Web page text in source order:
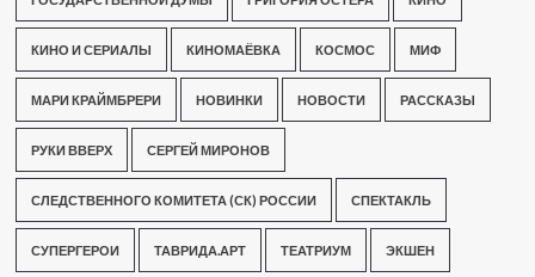
КИНО И СЕРИАЛЫ КИНОМАЁВКА КОСМОС МИФ
МАРИ КРАЙМБРЕРИ НОВИНКИ НОВОСТИ РАССКАЗЫ
РУКИ ВВЕРХ СЕРГЕЙ МИРОНОВ
СЛЕДСТВЕННОГО КОМИТЕТА (СК) РОССИИ СПЕКТАКЛЬ
СУПЕРГЕРОИ ТАВРИДА.АРТ ТЕАТРИУМ ЭКШЕН